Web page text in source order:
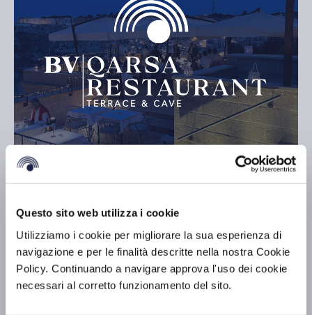
Questo sito web utilizza i cookie
Utilizziamo i cookie per migliorare la sua esperienza di
navigazione e per le finalità descritte nella nostra Cookie
Policy. Continuando a navigare approva l'uso dei cookie
necessari al corretto funzionamento del sito.
BV Hotels & Resorts presenta Qarsa
Scopri di più »